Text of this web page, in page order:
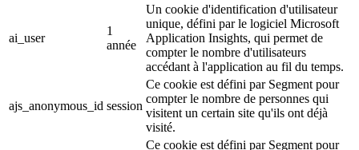
ai_user
1
année
Un cookie d'identification d'utilisateur
unique, défini par le logiciel Microsoft
Application Insights, qui permet de
compter le nombre d'utilisateurs
accédant à l'application au fil du temps.
ajs_anonymous_id session
Ce cookie est défini par Segment pour
compter le nombre de personnes qui
visitent un certain site qu'ils ont déjà
visité.
Ce cookie est défini par Segment pour